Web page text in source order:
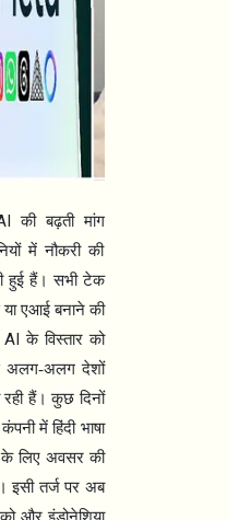
की बढ़ती मांग
में नौकरी की
हुई हैं। सभी टेक
एआई बनाने की
AIके विस्तार को
अलग-अलग देशों
रही हैं। कुछ दिनों
में हिंदी भाषा
के लिए अवसर की
इसी तर्ज पर अब
और इंडोनेशिया